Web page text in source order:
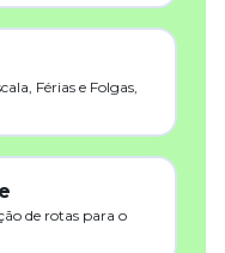
Férias e Folgas,
de rotas para o